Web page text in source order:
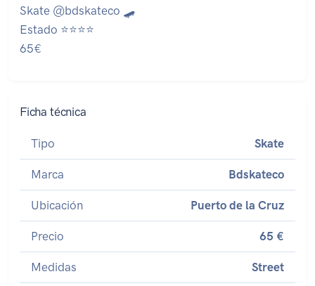
Skate @bdskateco 🛹
Estado ⭐⭐⭐⭐
65€
Ficha técnica
Tipo Skate
Marca Bdskateco
Ubicación Puerto de la Cruz
Precio 65 €
Medidas Street